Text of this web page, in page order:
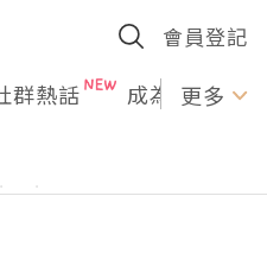
會員登記
群熱話 成為U更多